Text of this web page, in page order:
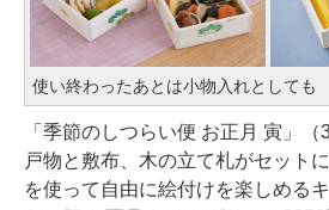
使い終わったあとは小物入れとしても
「季節のしつらい便 お正月 寅」
戸物と敷布、木の立て札がセット
を使って自由に絵付けを楽しめる